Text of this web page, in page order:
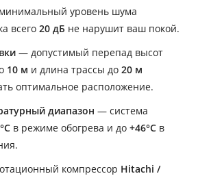
уровень шума
всего 20 дБ не нарушит ваш покой.
— допустимый перепад высот
10 м и длина трассы до 20 м
оптимальное расположение.
диапазон — система
в режиме обогрева и до +46°C в
компрессор Hitachi /